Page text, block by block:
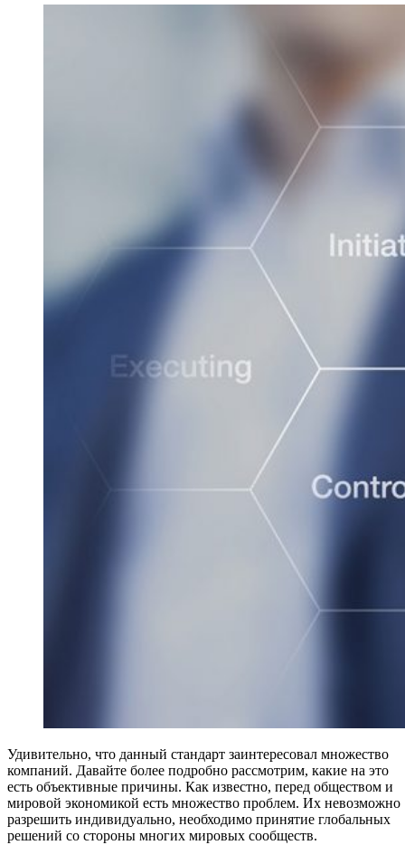
Удивительно, что данный стандарт заинтересовал множество
компаний. Давайте более подробно рассмотрим, какие на это
есть объективные причины. Как известно, перед обществом и
мировой экономикой есть множество проблем. Их невозможно
разрешить индивидуально, необходимо принятие глобальных
решений со стороны многих мировых сообществ.